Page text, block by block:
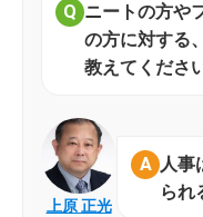
ニートの方や
の方に対する
教えてくださ
上原 正光
人事
られ